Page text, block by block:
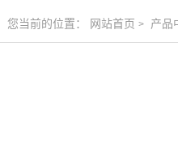
您当前的位置： 网站首页 > 产品